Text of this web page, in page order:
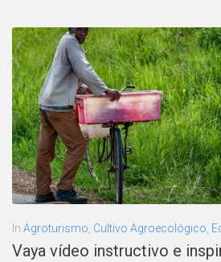
In Agroturismo Cultivo Agroecológico
Vaya vídeo instructivo e